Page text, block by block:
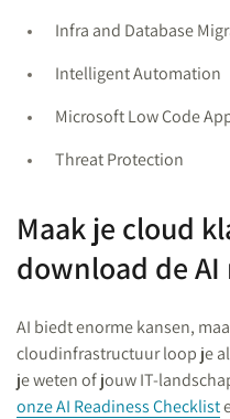
Infra and Database
Intelligent Automation
Microsoft Low Code
Threat Protection
Maak je cloud
download de
AI biedt enorme kansen,
cloudinfrastructuur loop je
je weten of jouw IT-
onze AI Readiness Checklist